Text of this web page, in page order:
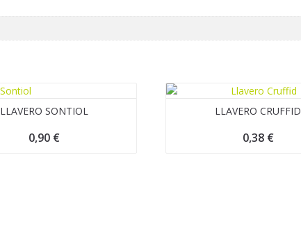
LLAVERO SONTIOL
0,90 €
LLAVERO CRUFFID
0,38 €